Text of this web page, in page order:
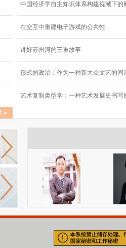
中国经济学自主知识体系构建视域下的
在交互中重建电子游戏的公共性
讲好苏州河的三重故事
形式的政治：作为一种新大众文艺的间
艺术复制类型学：一种艺术发展史书写